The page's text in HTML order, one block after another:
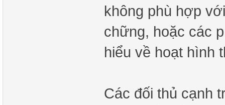
không phù hợp
chững, hoặc các
hiểu về hoạt hình
Các đối thủ cạnh